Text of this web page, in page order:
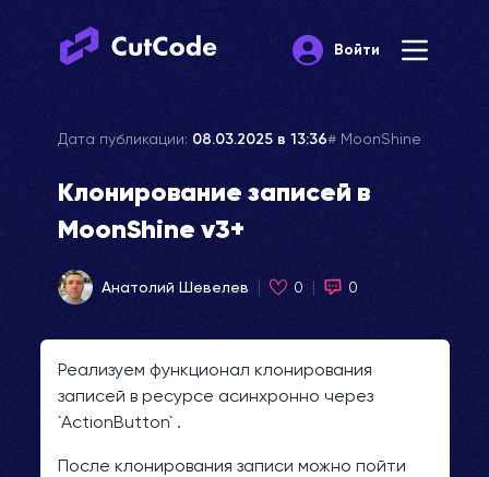
Войти Меню
Дата публикации:08.03.2025 в 13:36 MoonShine
Клонирование записей в
MoonShine v3+
Анатолий Шевелев 0 0
Реализуем функционал клонирования
записей в ресурсе асинхронно через
`ActionButton` .
После клонирования записи можно пойти